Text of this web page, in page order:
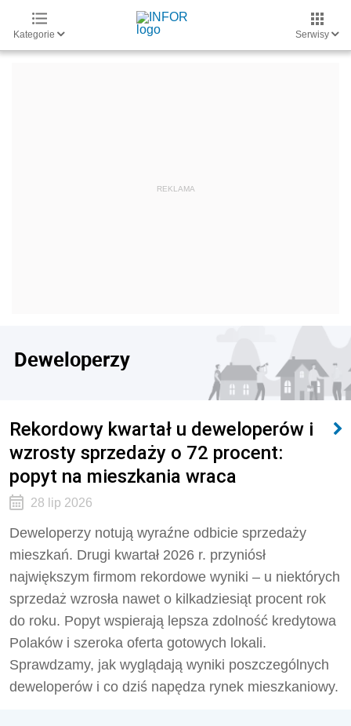
Kategorie Serwisy
Deweloperzy
Rekordowy kwartał u deweloperów i
wzrosty sprzedaży o 72 procent:
popyt na mieszkania wraca
28 lip 2026
Deweloperzy notują wyraźne odbicie sprzedaży
mieszkań. Drugi kwartał 2026 r. przyniósł
największym firmom rekordowe wyniki – u niektórych
sprzedaż wzrosła nawet o kilkadziesiąt procent rok
do roku. Popyt wspierają lepsza zdolność kredytowa
Polaków i szeroka oferta gotowych lokali.
Sprawdzamy, jak wyglądają wyniki poszczególnych
deweloperów i co dziś napędza rynek mieszkaniowy.